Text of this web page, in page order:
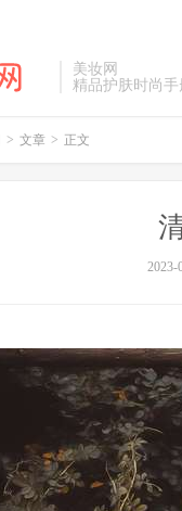
美妆网
精品护肤时尚手
> 文章 > 正文
2023-